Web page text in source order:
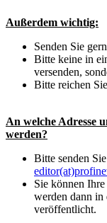
Außerdem wichtig:
Senden Sie
Bitte keine in
versenden,
Bitte reichen
An welche Adresse
werden?
Bitte senden
Sie können
werden dann
veröffentlicht.